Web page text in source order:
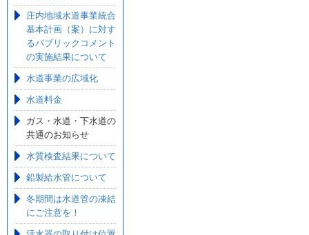
庄内地域水道事業統合
基本計画（案）に対す
るパブリックコメント
の実施結果について
水道事業の広域化
水道料金
ガス・水道・下水道の
共通のお知らせ
水質検査結果について
鉛製給水管について
冬期間は水道管の凍結
にご注意を！